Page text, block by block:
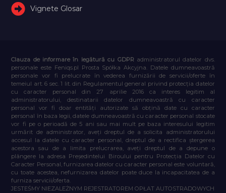
Vignete Glosar
Clauza de informare în legătură cu GDPR administratorul datelor dvs.
personale este Feniqs.pl Prosta Spółka Akcyjna. Datele dumneavoastră
personale vor fi prelucrate în vederea furnizării de servicii/oferte în
temeiul art. 6 sec. 1 lit. din Regulamentul general privind protecția datelor
cu caracter personal din 27 aprilie 2016 ca interes legitim al
administratorului, destinatarii datelor dumneavoastră cu caracter
personal vor fi doar entități autorizate să obțină date cu caracter
personal în baza legii, datele dumneavoastră cu caracter personal stocate
vor fi pe o perioadă de 5 ani sau mai mult pe baza interesului legitim
urmărit de administrator, aveți dreptul de a solicita administratorului
accesul la datele cu caracter personal, dreptul de a rectifica ștergerea
acestora sau de a limita prelucrarea, aveți dreptul de a depune o
plângere la adresa Președintelui Biroului pentru Protecția Datelor cu
Caracter Personal, furnizarea datelor cu caracter personal este voluntară,
cu toate acestea, nefurnizarea datelor poate duce la incapacitatea de a
furniza servicii/oferta.
JESTEŚMY NIEZALEŻNYM REJESTRATOREM OPŁAT AUTOSTRADOWYCH